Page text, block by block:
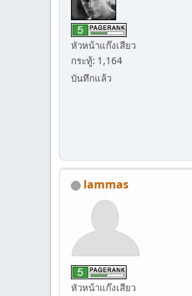
หัวหน้าแก๊งเสียว
กระทู้: 1,164
บันทึกแล้ว
lammas
หัวหน้าแก๊งเสียว